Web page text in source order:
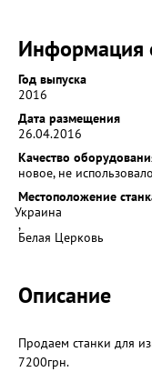
Информация
Год выпуска
2016
Дата размещения
26.04.2016
Качество
новое, не
Местоположение
Украина
,
Белая Церковь
Описание
Продаем станки для
7200грн.